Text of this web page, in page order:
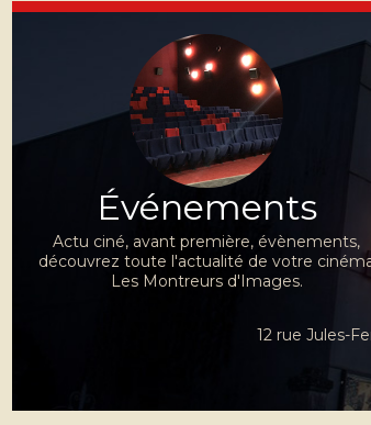
Événements
Actu ciné, avant première, évènements,
découvrez toute l'actualité de votre
Les Montreurs d'Images.
12 rue Jules-